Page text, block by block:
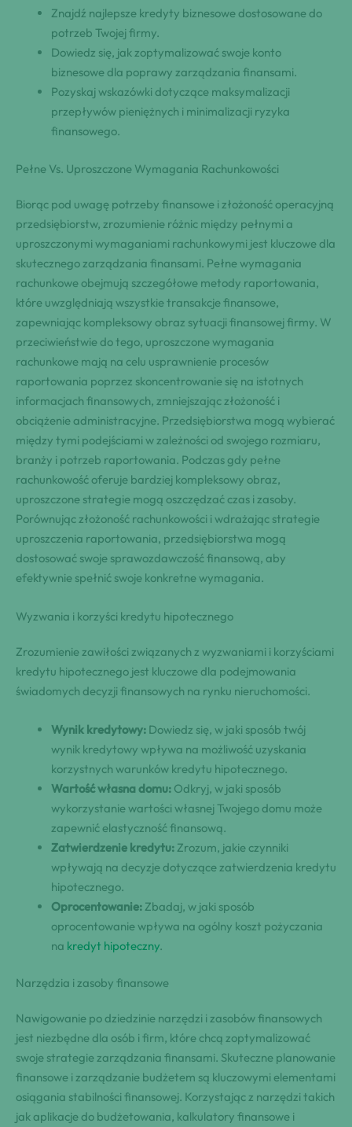
Znajdź najlepsze kredyty biznesowe dostosowane do
potrzeb Twojej firmy.
Dowiedz się, jak zoptymalizować swoje konto
biznesowe dla poprawy zarządzania finansami.
Pozyskaj wskazówki dotyczące maksymalizacji
przepływów pieniężnych i minimalizacji ryzyka
finansowego.
Pełne Vs. Uproszczone Wymagania Rachunkowości
Biorąc pod uwagę potrzeby finansowe i złożoność operacyjną
przedsiębiorstw, zrozumienie różnic między pełnymi a
uproszczonymi wymaganiami rachunkowymi jest kluczowe dla
skutecznego zarządzania finansami. Pełne wymagania
rachunkowe obejmują szczegółowe metody raportowania,
które uwzględniają wszystkie transakcje finansowe,
zapewniając kompleksowy obraz sytuacji finansowej firmy. W
przeciwieństwie do tego, uproszczone wymagania
rachunkowe mają na celu usprawnienie procesów
raportowania poprzez skoncentrowanie się na istotnych
informacjach finansowych, zmniejszając złożoność i
obciążenie administracyjne. Przedsiębiorstwa mogą wybierać
między tymi podejściami w zależności od swojego rozmiaru,
branży i potrzeb raportowania. Podczas gdy pełne
rachunkowość oferuje bardziej kompleksowy obraz,
uproszczone strategie mogą oszczędzać czas i zasoby.
Porównując złożoność rachunkowości i wdrażając strategie
uproszczenia raportowania, przedsiębiorstwa mogą
dostosować swoje sprawozdawczość finansową, aby
efektywnie spełnić swoje konkretne wymagania.
Wyzwania i korzyści kredytu hipotecznego
Zrozumienie zawiłości związanych z wyzwaniami i korzyściami
kredytu hipotecznego jest kluczowe dla podejmowania
świadomych decyzji finansowych na rynku nieruchomości.
Wynik kredytowy: Dowiedz się, w jaki sposób twój
wynik kredytowy wpływa na możliwość uzyskania
korzystnych warunków kredytu hipotecznego.
Wartość własna domu: Odkryj, w jaki sposób
wykorzystanie wartości własnej Twojego domu może
zapewnić elastyczność finansową.
Zatwierdzenie kredytu: Zrozum, jakie czynniki
wpływają na decyzje dotyczące zatwierdzenia kredytu
hipotecznego.
Oprocentowanie: Zbadaj, w jaki sposób
oprocentowanie wpływa na ogólny koszt pożyczania
na kredyt hipoteczny.
Narzędzia i zasoby finansowe
Nawigowanie po dziedzinie narzędzi i zasobów finansowych
jest niezbędne dla osób i firm, które chcą zoptymalizować
swoje strategie zarządzania finansami. Skuteczne planowanie
finansowe i zarządzanie budżetem są kluczowymi elementami
osiągania stabilności finansowej. Korzystając z narzędzi takich
jak aplikacje do budżetowania, kalkulatory finansowe i